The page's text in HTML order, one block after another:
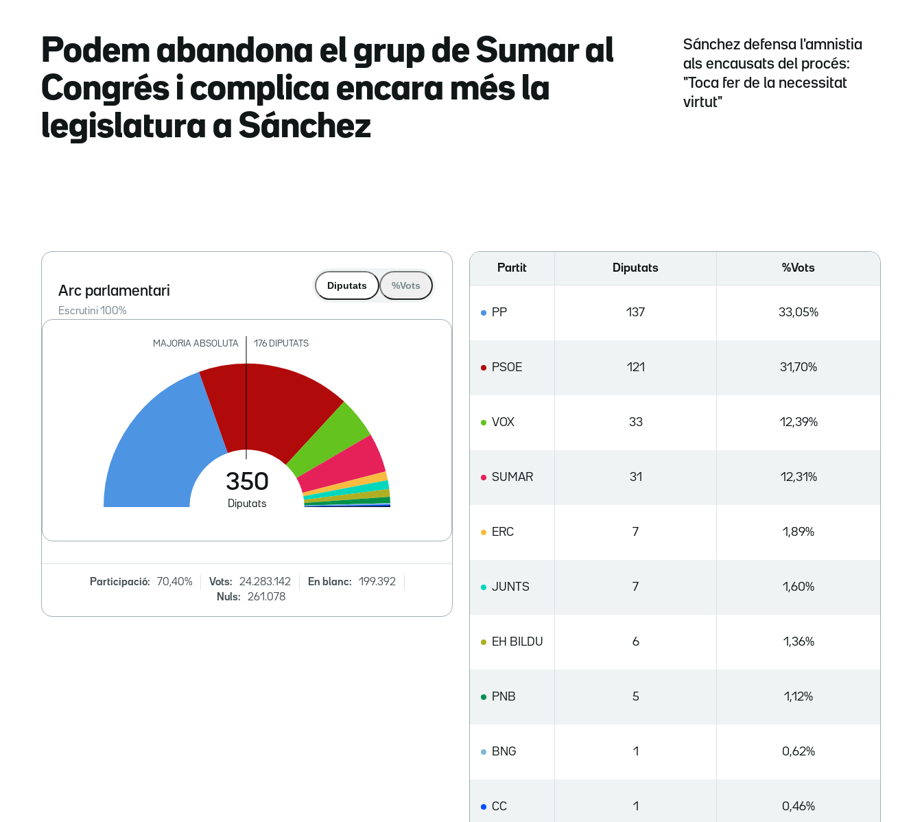
Podem abandona el grup de Sumar al
Congrés i complica encara més la
legislatura a Sánchez
Sánchez defensa l'amnistia
als encausats del procés:
"Toca fer de la necessitat
virtut"
Arc parlamentari
Escrutini 100%
Diputats %Vots
Participació: 70,40% Vots: 24.283.142 En blanc:
199.392
Nuls:
261.078
Partit Diputats %Vots
PP 137 33,05%
PSOE 121 31,70%
VOX 33 12,39%
SUMAR 31 12,31%
ERC 7 1,89%
JUNTS 7 1,60%
EH BILDU 6 1,36%
PNB 5 1,12%
BNG 1 0,62%
CC 1 0,46%